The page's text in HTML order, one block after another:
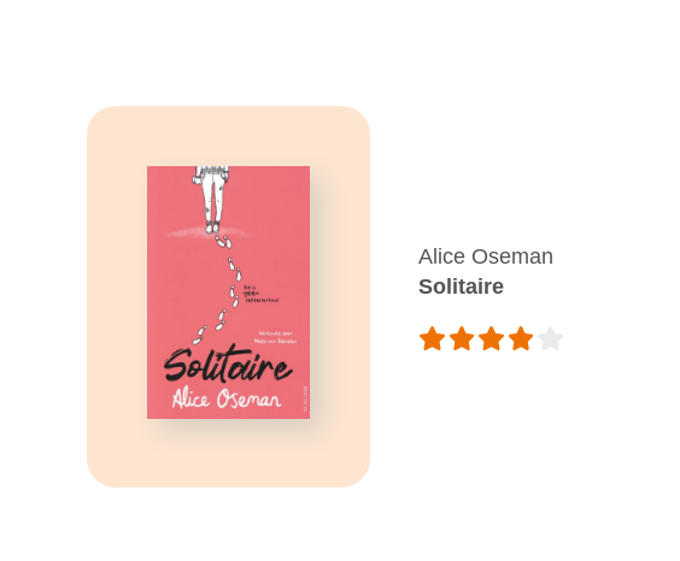
Alice Oseman
Solitaire